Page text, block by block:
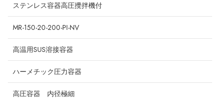
ステンレス容器高圧攪拌機付
MR-150-20-200-PI-NV
高温用SUS溶接容器
ハーメチック圧力容器
高圧容器 内径極細